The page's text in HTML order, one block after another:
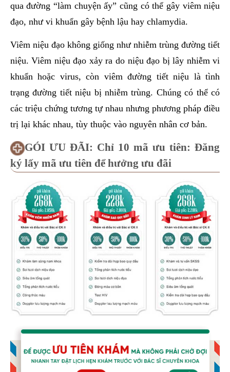
qua đường “làm chuyện ấy” cũng có thể gây viêm niệu
đạo, như vi khuẩn gây bệnh lậu hay chlamydia.
Viêm niệu đạo không giống như nhiễm trùng đường tiết
niệu. Viêm niệu đạo xảy ra do niệu đạo bị lây nhiễm vi
khuẩn hoặc virus, còn viêm đường tiết niệu là tình
trạng đường tiết niệu bị nhiễm trùng. Chúng có thể có
các triệu chứng tương tự nhau nhưng phương pháp điều
trị lại khác nhau, tùy thuộc vào nguyên nhân cơ bản.
GÓI ƯU ĐÃI: Chỉ 10 mã ưu tiên: Đăng
ký lấy mã ưu tiên để hưởng ưu đãi